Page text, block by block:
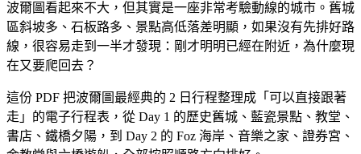
｜
Porto
Itinerary
PDF
數
量
波爾圖看起來不大，但其實是一座非常考驗動線的城市。舊城
區斜坡多、石板路多、景點高低落差明顯，如果沒有先排好路
線，很容易走到一半才發現：剛才明明已經在附近，為什麼現
在又要爬回去？
這份 PDF 把波爾圖最經典的 2 日行程整理成「可以直接跟著
走」的電子行程表，從 Day 1 的歷史舊城、藍瓷景點、教堂、
書店、鐵橋夕陽，到 Day 2 的 Foz 海岸、音樂之家、證券宮、